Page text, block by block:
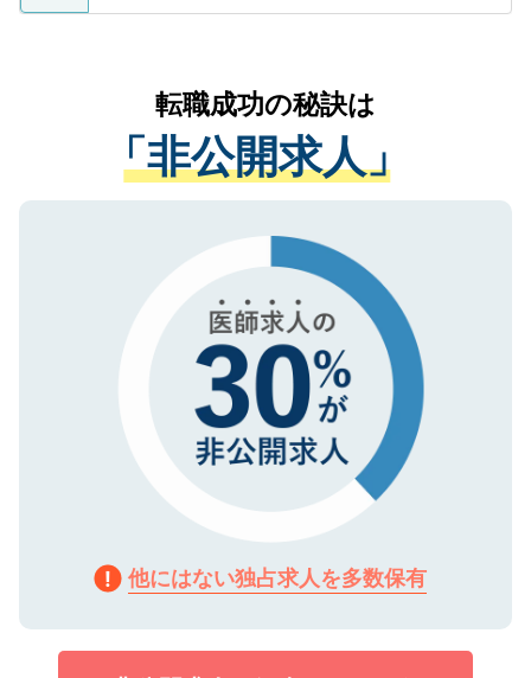
ているすべての個人データはご本人の許可
は、個人情報の取り扱いについての厳密な
管理基準を満たした事業者のみに付与され
る、プライバシーマークを取得済みです。
で、機密保持に関してもご安心ください。
かがいして、現在の医療機関の状況や紹介
経験をまじえながら、適切なアドバイスを
させていただきます。すぐにご転職をされ
ない方には、長期的なサポートが可能です
ので、まずはご登録ください。
転職成功の秘訣は
「非公開求人」
他にはない独占求人を多数保有